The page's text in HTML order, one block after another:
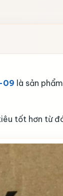
09 là sản
tốt hơn từ